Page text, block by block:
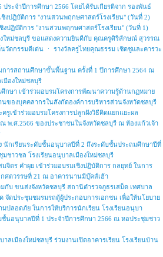
ระจำปีการศึกษา 2566 โดยได้รับเกียรติจาก รองพันธ์
ชิงปฏิบัติการ "งานสวนพฤกษศาสตร์โรงเรียน" (วันที่ 2)
งปฏิบัติการ "งานสวนพฤกษศาสตร์โรงเรียน" (วันที่ 1)
งใหม่ชลบุรี ขอแสดงความยินดีกับ คุณครูศิริลักษณ์ สุวรรณ
วัตกรรมดีเด่น ㆍ รางวัลครูไทยคุณธรรม เชิดชูและคารวะ
การสถานศึกษาขั้นพื้นฐาน ครั้งที่ 1 ปีการศึกษา 2564 ณ
มืองใหม่ชลบุรี
กษา เข้าร่วมอบรมโครงการพัฒนาความรู้ด้านกฏหมาย
ของบุคคลากรในสังกัดองค์การบริหารส่วนจังหวัดชลบุรี
รูเข้าร่วมอบรมโครงการปลูกฝังวิธีคิดแยกแยะผล
พ.ศ.2566 ของประชาชนในจังหวัดชลบุรี ณ ห้องแก้วเจ้า
นักเรียนระดับชั้นอนุบาลปีที่ 2 ถึงระดับชั้นประถมศึกษาปีที่
ชาวชล โรงเรียนอนุบาลเมืองใหม่ชลบุรี
ตร คำผุย เข้าร่วมอบรมเชิงปฏิบัติการ กลยุทย์ ในการ
กศตวรรษที่ 21 ณ อาคารนานมีบุ๊คส์เฮ้า
กับ ขนส่งจังหวัดชลบุรี สถานีตำรวจภูธรเสม็ด เทศบาล
จัดประชุมชมรมรถตู้ผู้ประกอบการเอกชน เพื่อให้นโยบาย
ปลอดภัย ในการให้บริการนักเรียน โรงเรียนอนุบา
ชั้นอนุบาลปีที่ 1 ประจำปีการศึกษา 2566 ณ หอประชุมชาว
าลเมืองใหม่ชลบุรี ร่วมงานเปิดอาคารเรียน โรงเรียนบ้าน